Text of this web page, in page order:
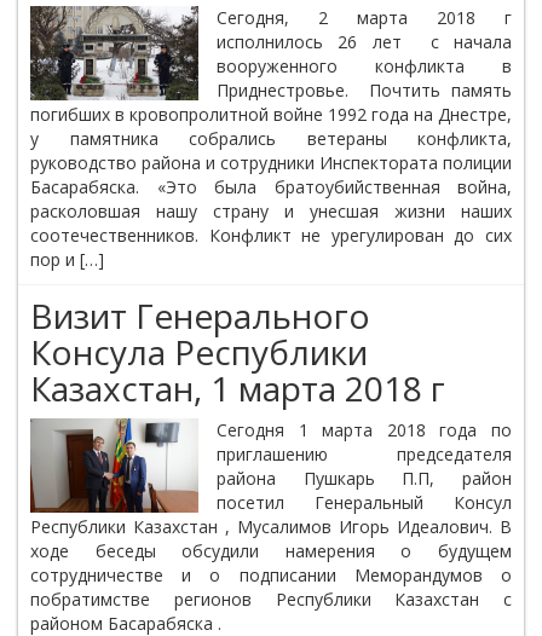
Сегодня, 2 марта 2018 г
исполнилось 26 лет с начала
вооруженного конфликта в
Приднестровье. Почтить память
погибших в кровопролитной войне 1992 года на Днестре,
у памятника собрались ветераны конфликта,
руководство района и сотрудники Инспектората полиции
Басарабяска. «Это была братоубийственная война,
расколовшая нашу страну и унесшая жизни наших
соотечественников. Конфликт не урегулирован до сих
пор и […]
Визит Генерального
Консула Республики
Казахстан, 1 марта 2018 г
Сегодня 1 марта 2018 года по
приглашению председателя
района Пушкарь П.П, район
посетил Генеральный Консул
Республики Казахстан , Мусалимов Игорь Идеалович. В
ходе беседы обсудили намерения о будущем
сотрудничестве и о подписании Меморандумов о
побратимстве регионов Республики Казахстан с
районом Басарабяска .